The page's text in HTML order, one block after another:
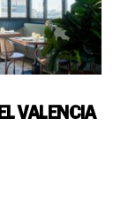
VALENCIA